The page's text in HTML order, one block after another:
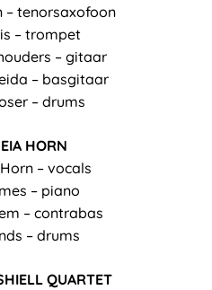
– tenorsaxofoon
– trompet
– gitaar
– basgitaar
– drums
HORN
– vocals
– piano
– contrabas
– drums
QUARTET